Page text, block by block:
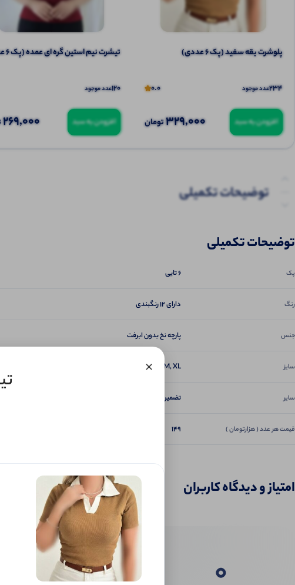
پلوشرت یقه سفید (پک 6 عددی)
234عدد موجود 0.0
افزودن به سبد 329,000تومان
تیشرت نیم‌ استین گره ای عمده (پک 6 عددی)
120عدد موجود
افزودن به سبد 269,000
توضیحات تکمیلی
توضیحات تکمیلی
پک 6 تایی
رنگ دارای 12 رنگبندی
جنس پارچه نخ بدون ابرفت
سایز L, M, XL
سایر تضمین دوخت و کیفیت
قیمت هر عدد ( هزارتومان ) 149
امتیاز و دیدگاه کاربران
0
×